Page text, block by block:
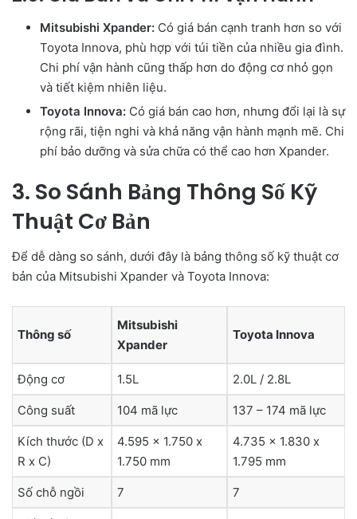
Mitsubishi Xpander: Có giá bán cạnh tranh hơn so với
Toyota Innova, phù hợp với túi tiền của nhiều gia đình.
Chi phí vận hành cũng thấp hơn do động cơ nhỏ gọn
và tiết kiệm nhiên liệu.
Toyota Innova: Có giá bán cao hơn, nhưng đổi lại là sự
rộng rãi, tiện nghi và khả năng vận hành mạnh mẽ. Chi
phí bảo dưỡng và sửa chữa có thể cao hơn Xpander.
3. So Sánh Bảng Thông Số Kỹ
Thuật Cơ Bản
Để dễ dàng so sánh, dưới đây là bảng thông số kỹ thuật cơ
bản của Mitsubishi Xpander và Toyota Innova:
Thông số
Mitsubishi
Xpander
Toyota Innova
Động cơ 1.5L 2.0L / 2.8L
Công suất 104 mã lực 137 – 174 mã lực
Kích thước (D x
R x C)
4.595 x 1.750 x
1.750 mm
4.735 x 1.830 x
1.795 mm
Số chỗ ngồi 7 7